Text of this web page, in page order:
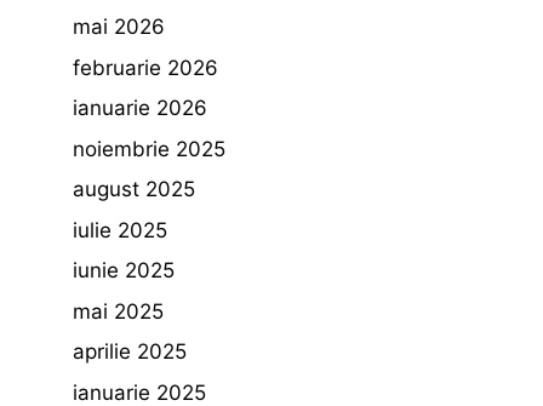
mai 2026
februarie 2026
ianuarie 2026
noiembrie 2025
august 2025
iulie 2025
iunie 2025
mai 2025
aprilie 2025
ianuarie 2025